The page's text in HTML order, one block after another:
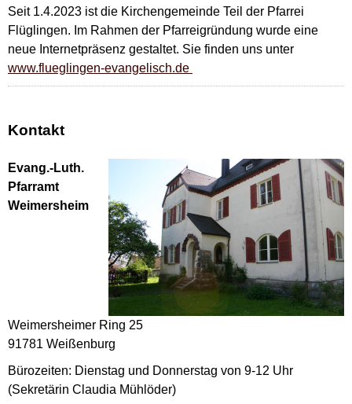
Seit 1.4.2023 ist die Kirchengemeinde Teil der Pfarrei
Flüglingen. Im Rahmen der Pfarreigründung wurde eine
neue Internetpräsenz gestaltet. Sie finden uns unter
www.flueglingen-evangelisch.de
Kontakt
Evang.-Luth.
Pfarramt
Weimersheim
Weimersheimer Ring 25
91781 Weißenburg
Bürozeiten: Dienstag und Donnerstag von 9-12 Uhr
(Sekretärin Claudia Mühlöder)